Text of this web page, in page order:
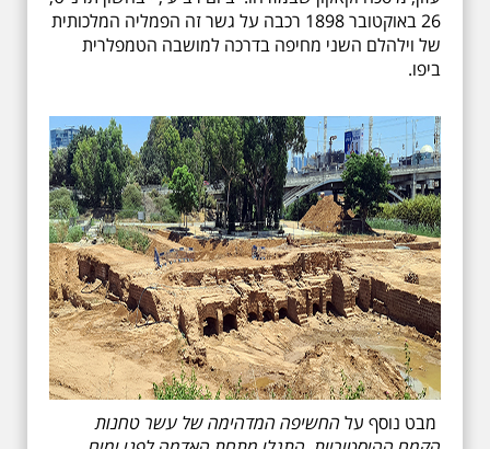
26 באוקטובר 1898 רכבה על גשר זה הפמליה המלכותית
של וילהלם השני מחיפה בדרכה למושבה הטמפלרית
ביפו.
מבט נוסף על החשיפה המדהימה של עשר טחנות